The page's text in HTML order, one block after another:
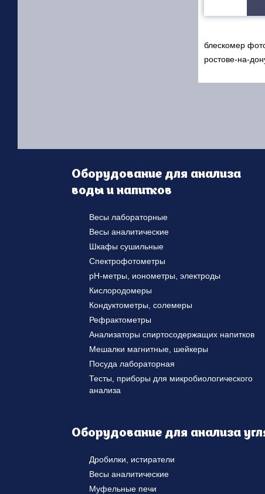
блескомер
ростове-на-
Оборудование для анализа
воды и напитков
Весы лабораторные
Весы аналитические
Шкафы сушильные
Спектрофотометры
pH-метры, ионометры, электроды
Кислородомеры
Кондуктометры, солемеры
Рефрактометры
Анализаторы спиртосодержащих напитков
Мешалки магнитные, шейкеры
Посуда лабораторная
Тесты, приборы для микробиологического
анализа
Оборудование для анализа
Дробилки, истиратели
Весы аналитические
Муфельные печи